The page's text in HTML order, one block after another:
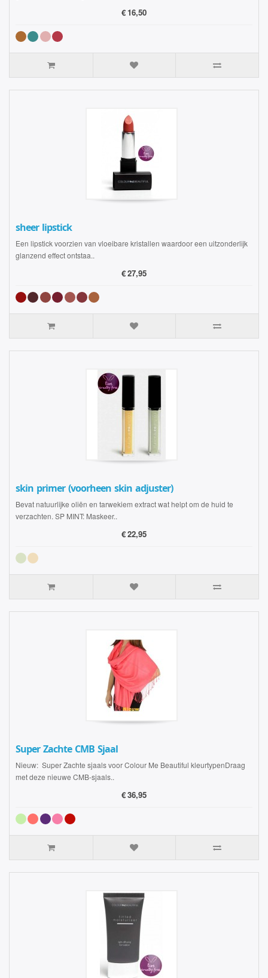
€ 16,50
sheer lipstick
Een lipstick voorzien van vloeibare kristallen waardoor een uitzonderlijk
glanzend effect ontstaa..
€ 27,95
skin primer (voorheen skin adjuster)
Bevat natuurlijke oliën en tarwekiem extract wat helpt om de huid te
verzachten. SP MINT: Maskeer..
€ 22,95
Super Zachte CMB Sjaal
Nieuw: Super Zachte sjaals voor Colour Me Beautiful kleurtypenDraag
met deze nieuwe CMB-sjaals..
€ 36,95